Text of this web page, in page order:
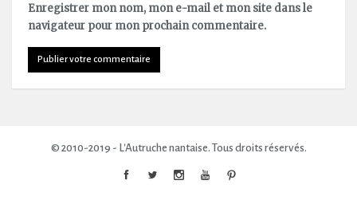
Enregistrer mon nom, mon e-mail et mon site dans le
navigateur pour mon prochain commentaire.
© 2010-2019 - L'Autruche nantaise. Tous droits réservés.